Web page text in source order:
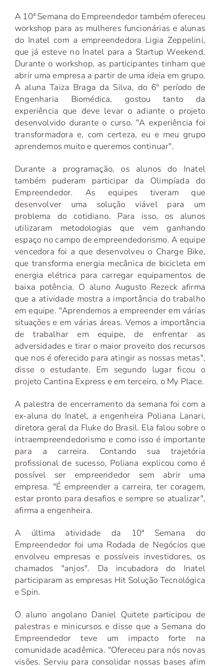
A 10ª Semana do Empreendedor também ofereceu
workshop para as mulheres funcionárias e alunas
do Inatel com a empreendedora Ligia Zeppelini,
que já esteve no Inatel para a Startup Weekend.
Durante o workshop, as participantes tinham que
abrir uma empresa a partir de uma ideia em grupo.
A aluna Taiza Braga da Silva, do 6º período de
Engenharia Biomédica, gostou tanto da
experiência que deve levar o adiante o projeto
desenvolvido durante o curso. "A experiência foi
transformadora e, com certeza, eu e meu grupo
aprendemos muito e queremos continuar".
Durante a programação, os alunos do Inatel
também puderam participar da Olimpíada do
Empreendedor. As equipes tiveram que
desenvolver uma solução viável para um
problema do cotidiano. Para isso, os alunos
utilizaram metodologias que vem ganhando
espaço no campo de empreendedorismo. A equipe
vencedora foi a que desenvolveu o Charge Bike,
que transforma energia mecânica de bicicleta em
energia elétrica para carregar equipamentos de
baixa potência. O aluno Augusto Rezeck afirma
que a atividade mostra a importância do trabalho
em equipe. "Aprendemos a empreender em várias
situações e em várias áreas. Vemos a importância
de trabalhar em equipe, de enfrentar as
adversidades e tirar o maior proveito dos recursos
que nos é oferecido para atingir as nossas metas",
disse o estudante. Em segundo lugar ficou o
projeto Cantina Express e em terceiro, o My Place.
A palestra de encerramento da semana foi com a
ex-aluna do Inatel, a engenheira Poliana Lanari,
diretora geral da Fluke do Brasil. Ela falou sobre o
intraempreendedorismo e como isso é importante
para a carreira. Contando sua trajetória
profissional de sucesso, Poliana explicou como é
possível ser empreendedor sem abrir uma
empresa. "É empreender a carreira, ter coragem,
estar pronto para desafios e sempre se atualizar",
afirma a engenheira.
A última atividade da 10ª Semana do
Empreendedor foi uma Rodada de Negócios que
envolveu empresas e possíveis investidores, os
chamados "anjos". Da incubadora do Inatel
participaram as empresas Hit Solução Tecnológica
e Spin.
O aluno angolano Daniel Quitete participou de
palestras e minicursos e disse que a Semana do
Empreendedor teve um impacto forte na
comunidade acadêmica. "Ofereceu para nós novas
visões. Serviu para consolidar nossas bases afim